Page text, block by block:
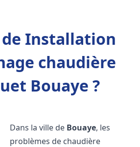
de Installation
chaudière
Bouaye ?
Dans la ville de Bouaye, les
problèmes de chaudière